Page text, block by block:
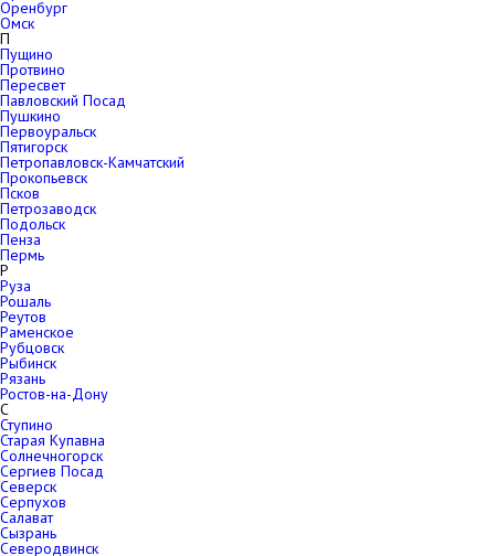
Оренбург
Омск
П
Пущино
Протвино
Пересвет
Павловский Посад
Пушкино
Первоуральск
Пятигорск
Петропавловск-Камчатский
Прокопьевск
Псков
Петрозаводск
Подольск
Пенза
Пермь
Р
Руза
Рошаль
Реутов
Раменское
Рубцовск
Рыбинск
Рязань
Ростов-на-Дону
С
Ступино
Старая Купавна
Солнечногорск
Сергиев Посад
Северск
Серпухов
Салават
Сызрань
Северодвинск